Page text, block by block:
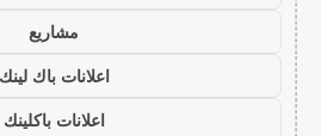
مشاريع
اعلانات باك لينك
اعلانات باكلينك